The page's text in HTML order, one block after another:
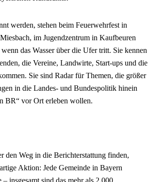
werden, stehen beim Feuerwehrfest in
im Jugendzentrum in Kaufbeuren
das Wasser über die Ufer tritt. Sie kennen
die Vereine, Landwirte, Start-ups und die
Sie sind Radar für Themen, die größer
in die Landes- und Bundespolitik hinein
BR“ vor Ort erleben wollen.
den Weg in die Berichterstattung finden,
Aktion: Jede Gemeinde in Bayern
insgesamt sind das mehr als 2.000